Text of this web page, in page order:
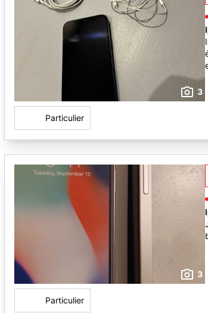
3
Particulier
3
Particulier